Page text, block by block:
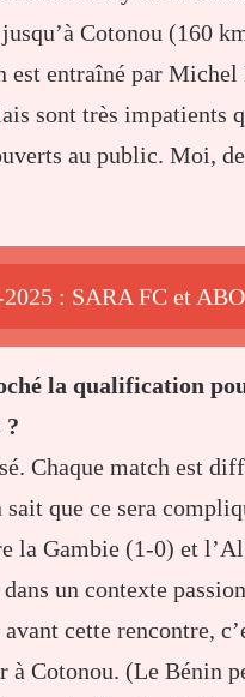
Cotonou (160
entraîné par Michel
sont très impatients
au public. Moi,
: SARA FC et
la qualification
?
Chaque match est
que ce sera
la Gambie (1-0) et
un contexte
cette rencontre,
à Cotonou. (Le Bénin